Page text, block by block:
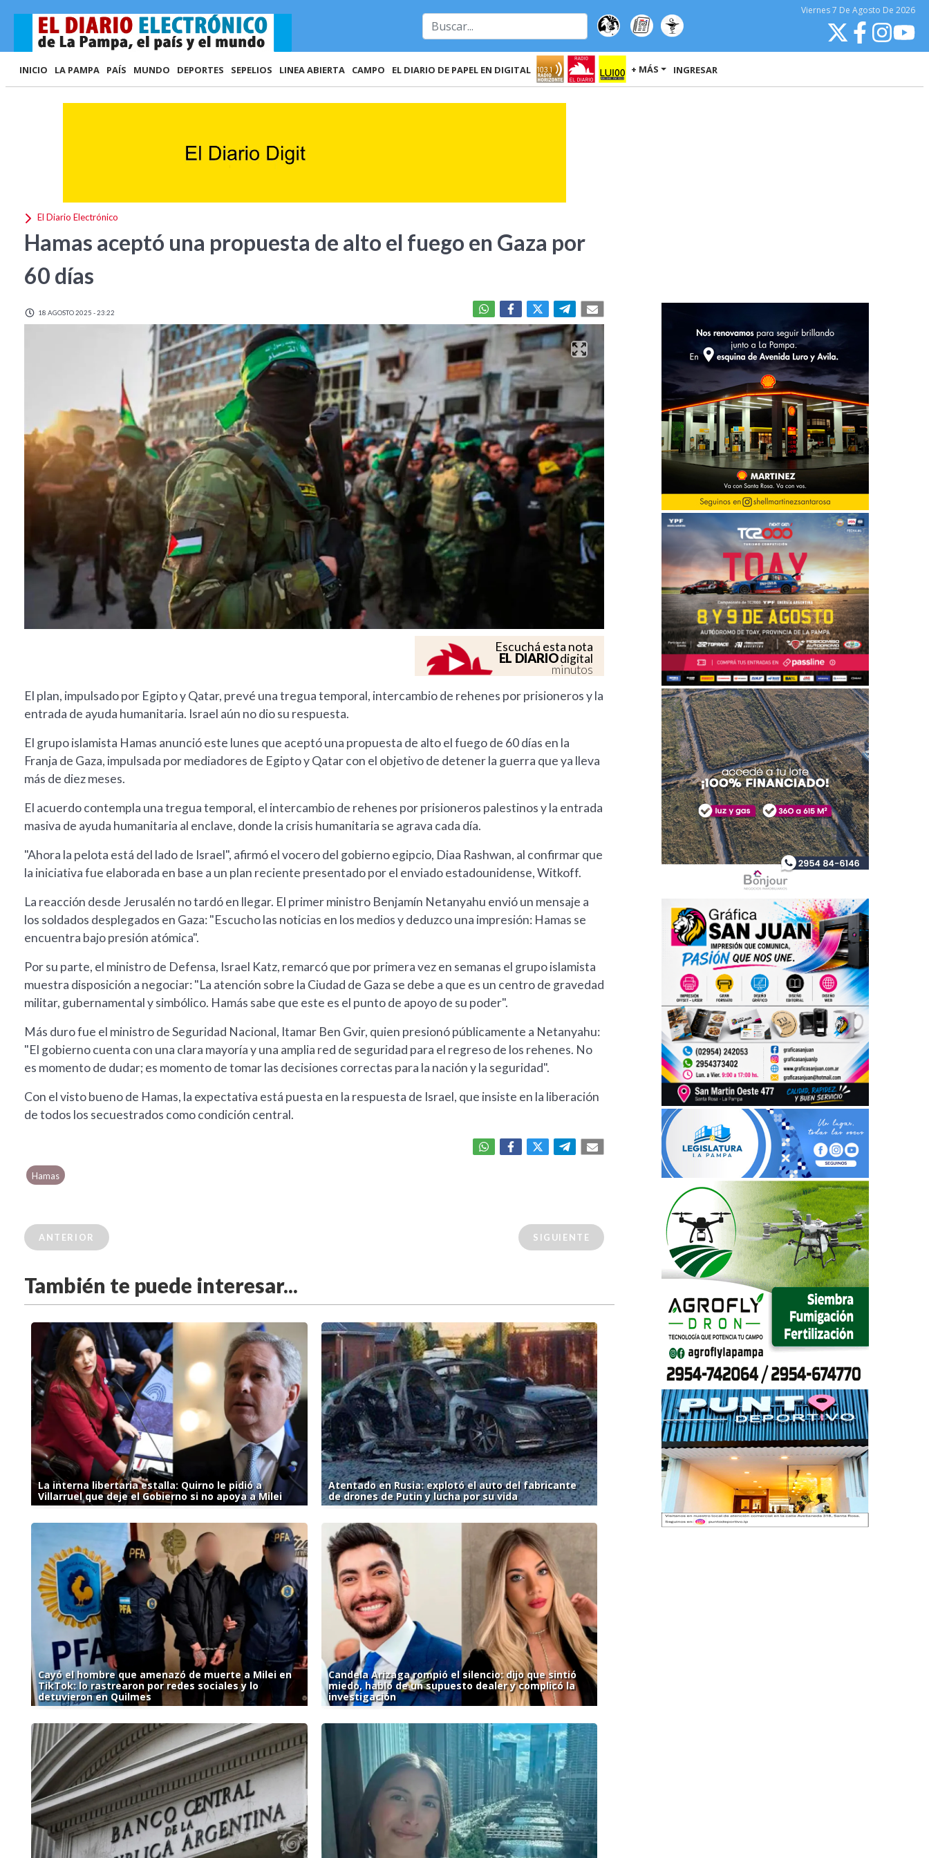
Viernes7 De Agosto De 2026
INICIO LA PAMPA PAÍS MUNDO DEPORTES SEPELIOS LINEA ABIERTA CAMPO EL DIARIO DE PAPEL EN DIGITAL + MÁS INGRESAR
El Diario Electrónico
Hamas aceptó una propuesta de alto el fuego en Gaza por
60 días
18 AGOSTO 2025 - 23:22
Escuchá esta nota
EL DIARIOdigital
minutos
El plan, impulsado por Egipto y Qatar, prevé una tregua temporal, intercambio de rehenes por prisioneros y la
entrada de ayuda humanitaria. Israel aún no dio su respuesta.
El grupo islamista Hamas anunció este lunes que aceptó una propuesta de alto el fuego de 60 días en la
Franja de Gaza, impulsada por mediadores de Egipto y Qatar con el objetivo de detener la guerra que ya lleva
más de diez meses.
El acuerdo contempla una tregua temporal, el intercambio de rehenes por prisioneros palestinos y la entrada
masiva de ayuda humanitaria al enclave, donde la crisis humanitaria se agrava cada día.
"Ahora la pelota está del lado de Israel", afirmó el vocero del gobierno egipcio, Diaa Rashwan, al confirmar que
la iniciativa fue elaborada en base a un plan reciente presentado por el enviado estadounidense, Witkoff.
La reacción desde Jerusalén no tardó en llegar. El primer ministro Benjamín Netanyahu envió un mensaje a
los soldados desplegados en Gaza: "Escucho las noticias en los medios y deduzco una impresión: Hamas se
encuentra bajo presión atómica".
Por su parte, el ministro de Defensa, Israel Katz, remarcó que por primera vez en semanas el grupo islamista
muestra disposición a negociar: "La atención sobre la Ciudad de Gaza se debe a que es un centro de gravedad
militar, gubernamental y simbólico. Hamás sabe que este es el punto de apoyo de su poder".
Más duro fue el ministro de Seguridad Nacional, Itamar Ben Gvir, quien presionó públicamente a Netanyahu:
"El gobierno cuenta con una clara mayoría y una amplia red de seguridad para el regreso de los rehenes. No
es momento de dudar; es momento de tomar las decisiones correctas para la nación y la seguridad".
Con el visto bueno de Hamas, la expectativa está puesta en la respuesta de Israel, que insiste en la liberación
de todos los secuestrados como condición central.
Hamas
ANTERIOR SIGUIENTE
También te puede interesar...
La interna libertaria estalla: Quirno le pidió a
Villarruel que deje el Gobierno si no apoya a Milei
Atentado en Rusia: explotó el auto del fabricante
de drones de Putin y lucha por su vida
Cayó el hombre que amenazó de muerte a Milei en
TikTok: lo rastrearon por redes sociales y lo
detuvieron en Quilmes
Candela Arizaga rompió el silencio: dijo que sintió
miedo, habló de un supuesto dealer y complicó la
investigación